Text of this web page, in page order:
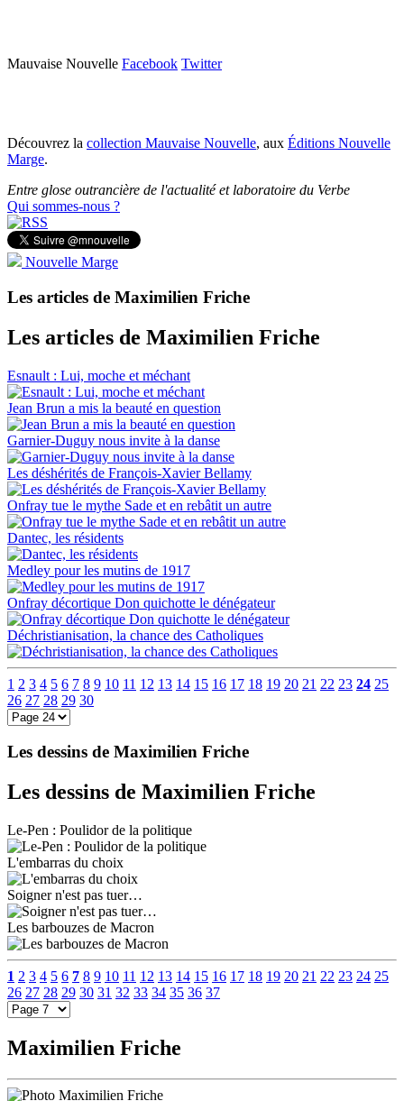
Mauvaise Nouvelle Facebook Twitter
Découvrez la collection Mauvaise Nouvelle, aux Éditions Nouvelle
Marge.
Entre glose outrancière de l'actualité et laboratoire du Verbe
Qui sommes-nous ?
Nouvelle Marge
Les articles de Maximilien Friche
Les articles de Maximilien Friche
Esnault : Lui, moche et méchant
Jean Brun a mis la beauté en question
Garnier-Duguy nous invite à la danse
Les déshérités de François-Xavier Bellamy
Onfray tue le mythe Sade et en rebâtit un autre
Dantec, les résidents
Medley pour les mutins de 1917
Onfray décortique Don quichotte le dénégateur
Déchristianisation, la chance des Catholiques
1 2 3 4 5 6 7 8 9 10 11 12 13 14 15 16 17 18 19 20 21 22 23 24 25
26 27 28 29 30
Les dessins de Maximilien Friche
Les dessins de Maximilien Friche
Le-Pen : Poulidor de la politique
L'embarras du choix
Soigner n'est pas tuer…
Les barbouzes de Macron
1 2 3 4 5 6 7 8 9 10 11 12 13 14 15 16 17 18 19 20 21 22 23 24 25
26 27 28 29 30 31 32 33 34 35 36 37
Maximilien Friche